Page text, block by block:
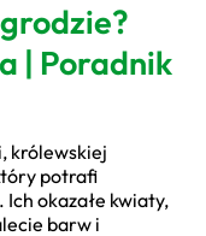
| Poradnik
królewskiej
potrafi
okazałe kwiaty,
barw i